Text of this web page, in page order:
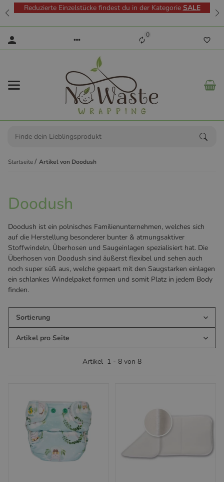
Reduzierte Einzelstücke findest du in der Kategorie SALE
0
Startseite Artikel von Doodush
Doodush
Doodush ist ein polnisches Familienunternehmen, welches sich
auf die Herstellung besonderer bunter & atmungsaktiver
Stoffwindeln, Überhosen und Saugeinlagen spezialisiert hat. Die
Überhosen von Doodush sind äußerst flexibel und sehen auch
noch super süß aus, welche gepaart mit den Saugstarken einlagen
ein schlankes Windelpaket formen und somit Platz in jedem Body
finden.
Sortierung
Artikel pro Seite
Artikel 1 - 8 von 8